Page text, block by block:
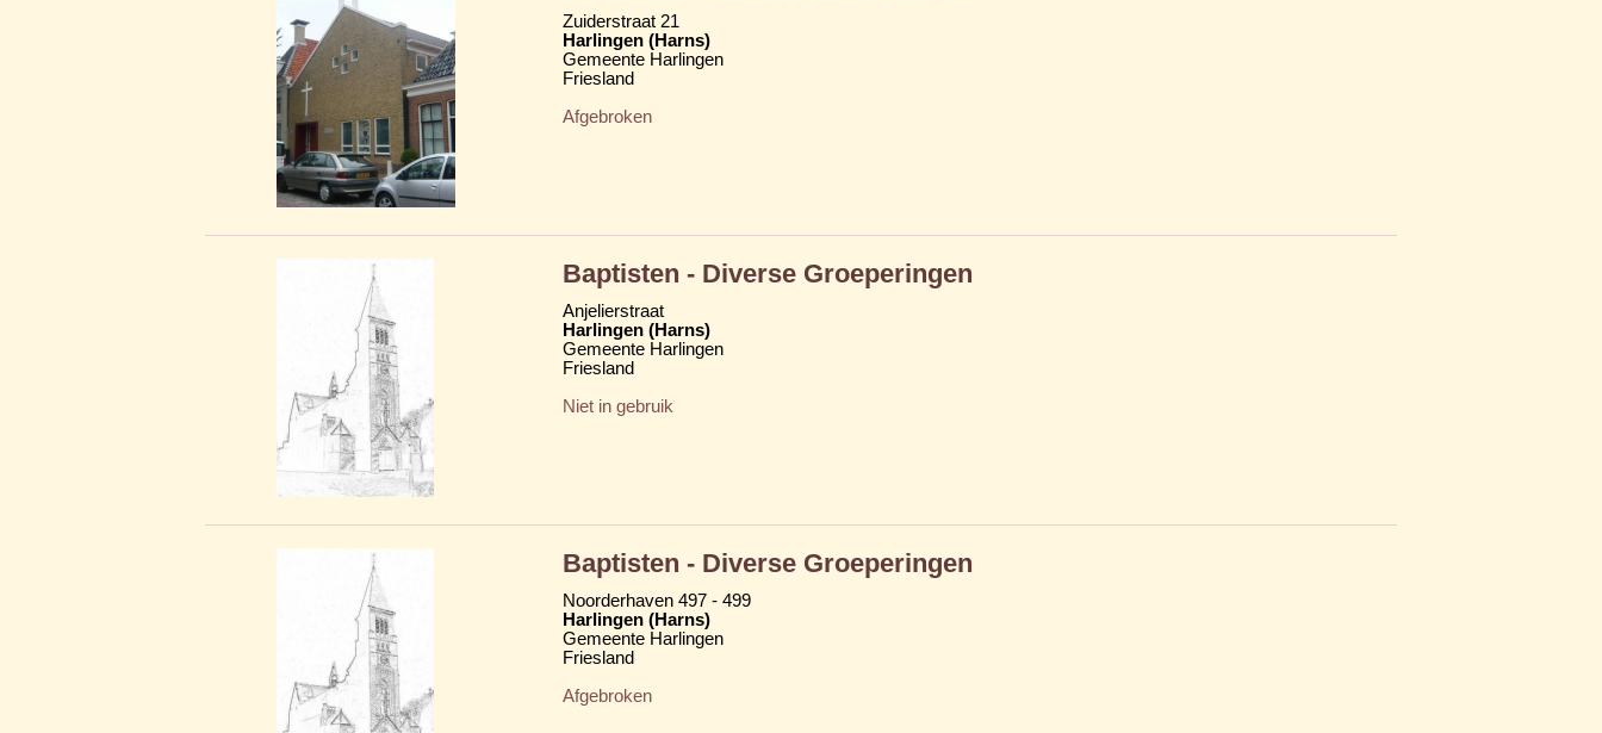
Zuiderstraat 21
Harlingen (Harns)
Gemeente Harlingen
Friesland
Afgebroken
Baptisten - Diverse Groeperingen
Anjelierstraat
Harlingen (Harns)
Gemeente Harlingen
Friesland
Niet in gebruik
Baptisten - Diverse Groeperingen
Noorderhaven 497 - 499
Harlingen (Harns)
Gemeente Harlingen
Friesland
Afgebroken